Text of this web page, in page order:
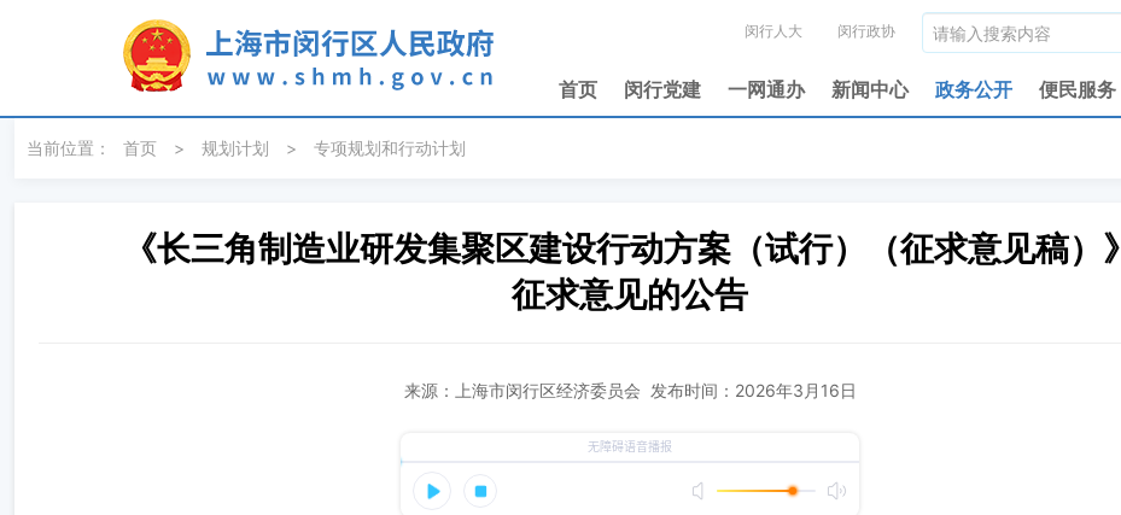
闵行人大 闵行政协
首页 闵行党建 一网通办 新闻中心 政务公开 便民服务
当前位置： 首页 > 规划计划 > 专项规划和行动计划
《长三角制造业研发集聚区建设行动方案（试行）（征求意见稿）》
征求意见的公告
来源：上海市闵行区经济委员会 发布时间：2026年3月16日